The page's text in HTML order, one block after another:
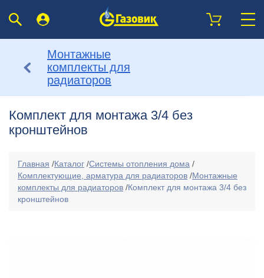
Монтажные
комплекты для
радиаторов
Комплект для монтажа 3/4 без
кронштейнов
Главная /Каталог /Системы отопления дома /
Комплектующие, арматура для радиаторов /Монтажные
комплекты для радиаторов /Комплект для монтажа 3/4 без
кронштейнов